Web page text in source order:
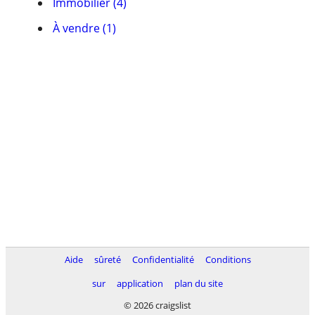
À vendre (1)
Aide sûreté Confidentialité
Conditions
sur
application
plan du site
© 2026 craigslist